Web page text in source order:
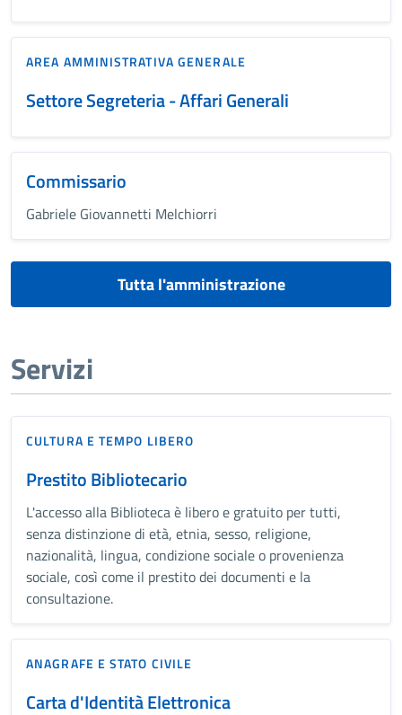
AREA AMMINISTRATIVA GENERALE
Settore Segreteria - Affari Generali
Commissario
Gabriele Giovannetti Melchiorri
Tutta l'amministrazione
Servizi
CULTURA E TEMPO LIBERO
Prestito Bibliotecario
L'accesso alla Biblioteca è libero e gratuito per tutti,
senza distinzione di età, etnia, sesso, religione,
nazionalità, lingua, condizione sociale o provenienza
sociale, così come il prestito dei documenti e la
consultazione.
ANAGRAFE E STATO CIVILE
Carta d'Identità Elettronica